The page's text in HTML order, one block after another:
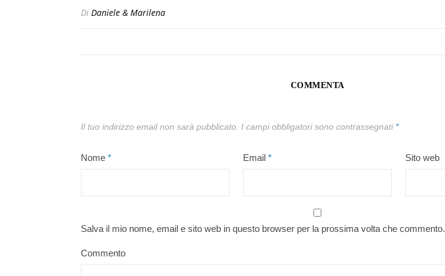
Di Daniele & Marilena
COMMENTA
Il tuo indirizzo email non sarà pubblicato. I campi obbligatori sono contrassegnati *
Nome * Email * Sito web
Salva il mio nome, email e sito web in questo browser per la prossima volta che commento.
Commento